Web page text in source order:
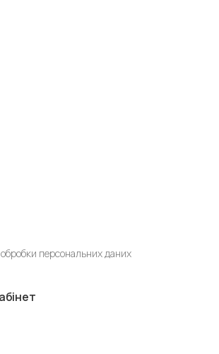
персональних даних